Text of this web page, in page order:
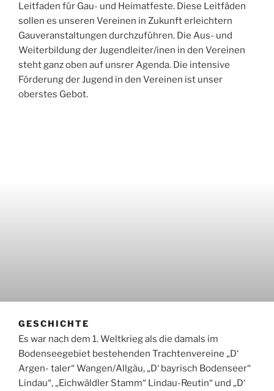
Leitfaden für Gau- und Heimatfeste. Diese Leitfäden
sollen es unseren Vereinen in Zukunft erleichtern
Gauveranstaltungen durchzuführen. Die Aus- und
Weiterbildung der Jugendleiter/inen in den Vereinen
steht ganz oben auf unsrer Agenda. Die intensive
Förderung der Jugend in den Vereinen ist unser
oberstes Gebot.
GESCHICHTE
Es war nach dem 1. Weltkrieg als die damals im
Bodenseegebiet bestehenden Trachtenvereine „D‘
Argen- taler“ Wangen/Allgäu, „D‘ bayrisch Bodenseer“
Lindau“, „Eichwäldler Stamm“ Lindau-Reutin“ und „D‘